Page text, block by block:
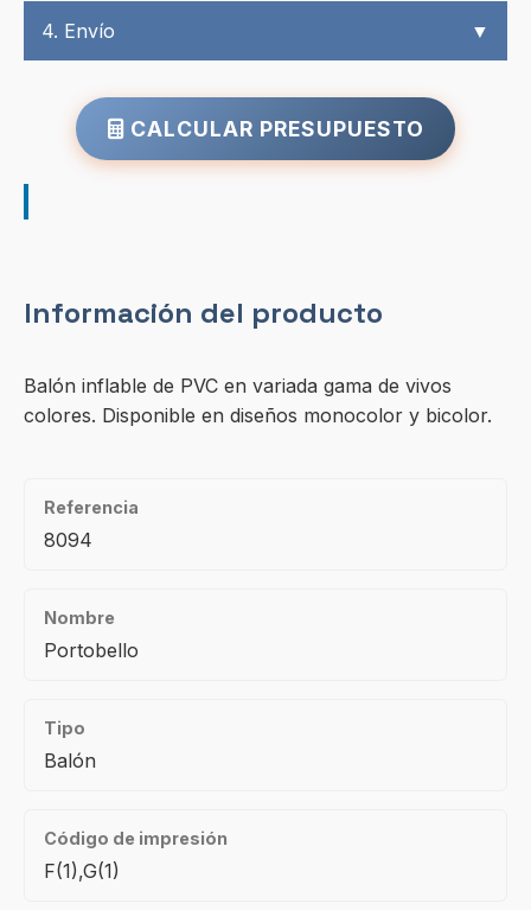
4. Envío ▼
CALCULAR PRESUPUESTO
Información del producto
Balón inflable de PVC en variada gama de vivos
colores. Disponible en diseños monocolor y bicolor.
Referencia
8094
Nombre
Portobello
Tipo
Balón
Código de impresión
F(1),G(1)